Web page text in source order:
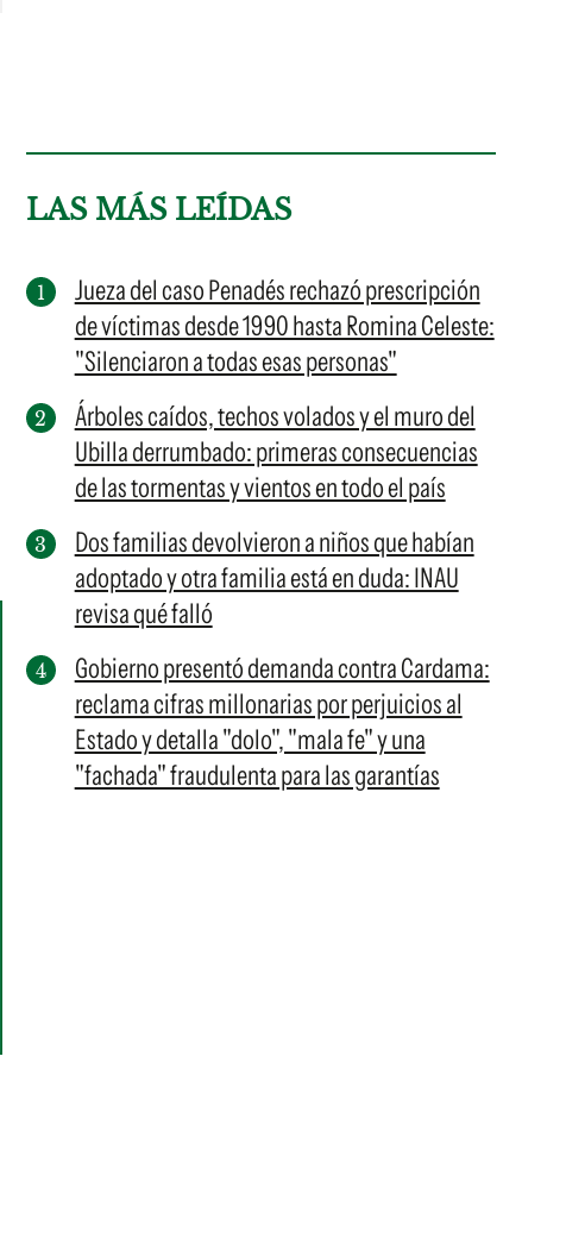
LAS MÁS LEÍDAS
Jueza del caso Penadés rechazó prescripción
de víctimas desde 1990 hasta Romina Celeste:
"Silenciaron a todas esas personas"
Árboles caídos, techos volados y el muro del
Ubilla derrumbado: primeras consecuencias
de las tormentas y vientos en todo el país
Dos familias devolvieron a niños que habían
adoptado y otra familia está en duda: INAU
revisa qué falló
Gobierno presentó demanda contra Cardama:
reclama cifras millonarias por perjuicios al
Estado y detalla "dolo", "mala fe" y una
"fachada" fraudulenta para las garantías